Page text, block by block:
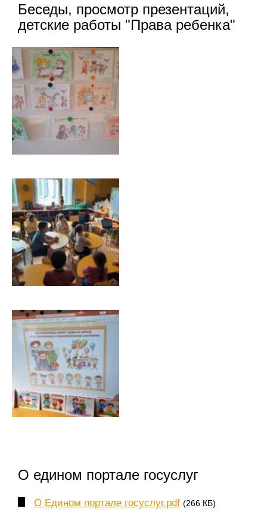
Беседы, просмотр презентаций,
детские работы "Права ребенка"
О едином портале госуслуг
О Едином портале госуслуг.pdf (266 КБ)